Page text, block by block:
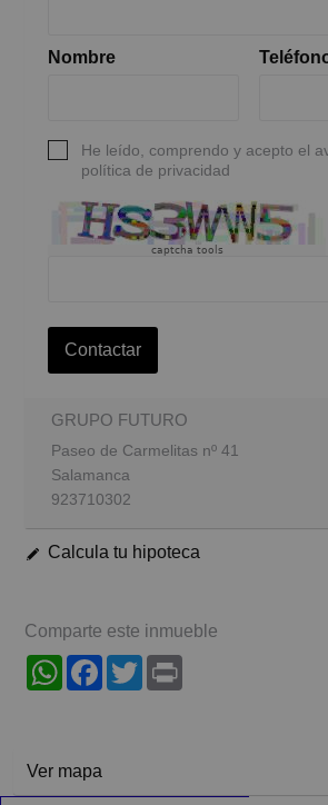
Nombre
He leído, comprendo y acepto el
política de privacidad
captcha tools
Contactar
GRUPO FUTURO
Paseo de Carmelitas nº 41
Salamanca
923710302
Calcula tu hipoteca
Comparte este inmueble
WhatsAppFacebook
Twitter
Ver mapa